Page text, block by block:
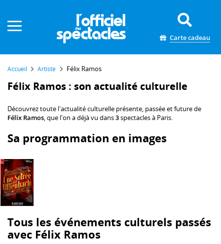
Carte cadeau
Accueil Artiste Félix Ramos
Félix Ramos : son actualité culturelle
Découvrez toute l'actualité culturelle présente, passée et future de
Félix Ramos, que l'on a déjà vu dans3spectacles à Paris.
Sa programmation en images
Tous les événements culturels passés
avec Félix Ramos